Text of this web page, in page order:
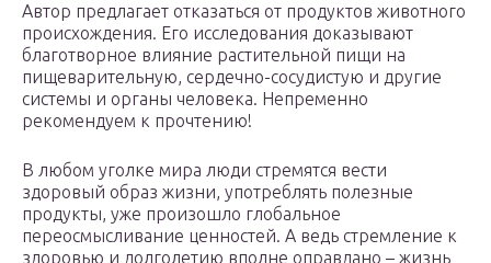
Автор предлагает отказаться от продуктов животного
происхождения. Его исследования доказывают
благотворное влияние растительной пищи на
пищеварительную, сердечно-сосудистую и другие
системы и органы человека. Непременно
рекомендуем к прочтению!
В любом уголке мира люди стремятся вести
здоровый образ жизни, употреблять полезные
продукты, уже произошло глобальное
переосмысливание ценностей. А ведь стремление к
здоровью и долголетию вполне оправдано – жизнь